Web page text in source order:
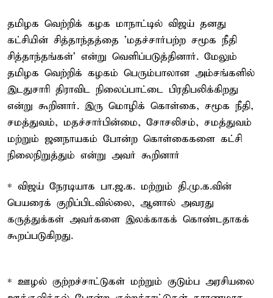
தமிழக வெற்றிக் கழக மாநாட்டில் விஜய் தனது
கட்சியின் சித்தாந்தத்தை 'மதச்சார்பற்ற சமூக நீதி
சித்தாந்தங்கள்' என்று வெளிப்படுத்தினார். மேலும்
தமிழக வெற்றிக் கழகம் பெரும்பாலான அம்சங்களில்
இடதுசாரி திராவிட நிலைப்பாட்டை பிரதிபலிக்கிறது
என்று கூறினார். இரு மொழிக் கொள்கை, சமூக நீதி,
சமத்துவம், மதச்சார்பின்மை, சோசலிசம், சமத்துவம்
மற்றும் ஜனநாயகம் போன்ற கொள்கைகளை கட்சி
நிலைநிறுத்தும் என்று அவர் கூறினார்
* விஜய் நேரடியாக பா.ஜ.க. மற்றும் தி.மு.க.வின்
பெயரைக் குறிப்பிடவில்லை, ஆனால் அவரது
கருத்துக்கள் அவர்களை இலக்காகக் கொண்டதாகக்
கூறப்படுகிறது.
* ஊழல் குற்றச்சாட்டுகள் மற்றும் குடும்ப அரசியலை